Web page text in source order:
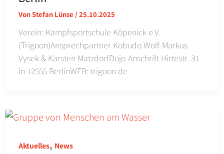
VonStefan Lünse /25.10.2025
Verein: Kampfsportschule Köpenick e.V.
(Trigoon)Ansprechpartner Kobudo Wolf-Markus
Vysek & Karsten MatzdorfDojo-Anschrift Hirtestr. 31
in 12555 BerlinWEB: trigoon.de
Aktuelles, News